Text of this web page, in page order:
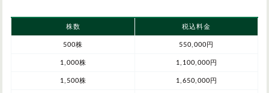
株数 税込料金
500株 550,000円
1,000株 1,100,000円
1,500株 1,650,000円